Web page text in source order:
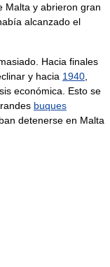
Malta y abrieron gran
alcanzado el
Hacia finales
y hacia 1940
económica. Esto se
buques
detenerse en Malta